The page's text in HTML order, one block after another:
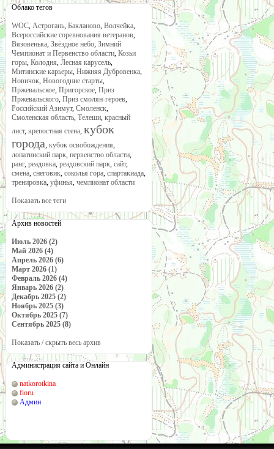
Облако тегов
WOC, Астрогань, Бакланово, Волчейка,
Всероссийские соревнования ветеранов,
Вязовенька, Звёздное небо, Зимний
Чемпионат и Первенство области, Козьи
горы, Колодня, Лесная карусель,
Митинские карьеры, Нижняя Дубровенка,
Новичок, Новогодние старты,
Пржевальское, Пригорское, Приз
Пржевальского, Приз смолян-героев,
Российский Азимут, Смоленск,
Смоленская область, Телеши, красный
лист, крепостная стена, кубок
города, кубок освобождения,
лопатинский парк, первенство области,
ранг, реадовка, реадовский парк, сайт,
смена, снеговик, соколья гора, спартакиада,
тренировка, уфинья, чемпионат области
Показать все теги
Архив новостей
Июль 2026 (2)
Май 2026 (4)
Апрель 2026 (6)
Март 2026 (1)
Февраль 2026 (4)
Январь 2026 (2)
Декабрь 2025 (2)
Ноябрь 2025 (3)
Октябрь 2025 (7)
Сентябрь 2025 (8)
Показать / скрыть весь архив
Администрация сайта и Онлайн
natkorotkina
fioru
Админ